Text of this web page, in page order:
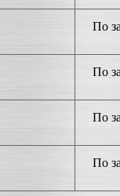
По
По
По
По